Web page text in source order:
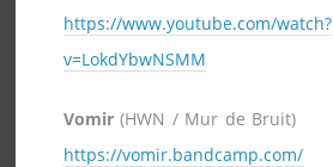
https://www.youtube.com/watch?
v=LokdYbwNSMM
Vomir(HWN / Mur de Bruit)
https://vomir.bandcamp.com/